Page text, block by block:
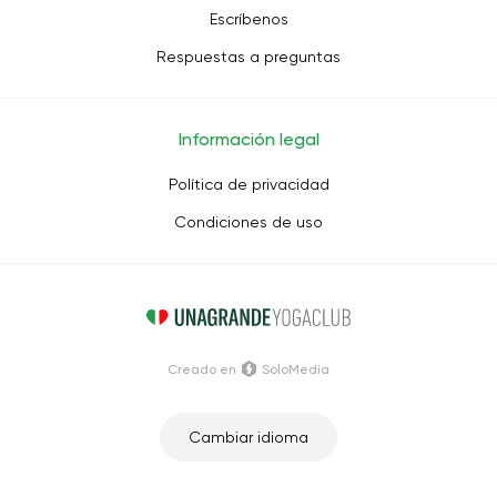
Escríbenos
Respuestas a preguntas
Información legal
Política de privacidad
Condiciones de uso
Cambiar idioma
Creado en SoloMedia